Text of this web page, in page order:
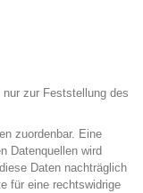
nur zur Feststellung des
zuordenbar. Eine
Datenquellen wird
Daten nachträglich
für eine rechtswidrige